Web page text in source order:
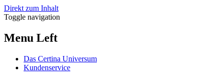
Direkt zum Inhalt
Toggle navigation
Menu Left
Das Certina Universum
Kundenservice